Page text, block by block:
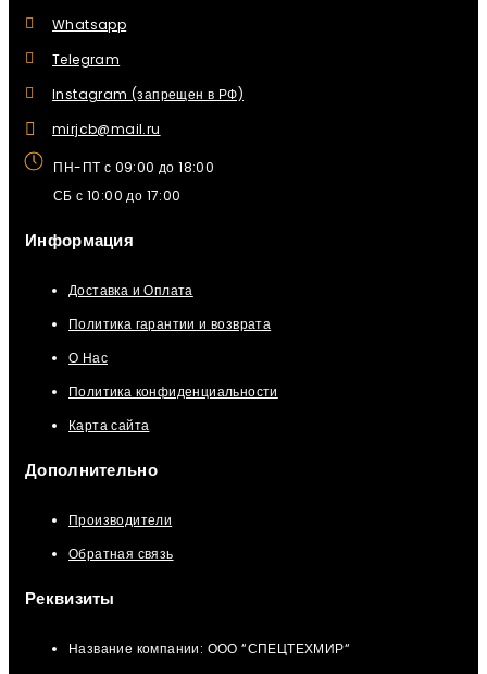
Whatsapp
Telegram
Instagram (запрещен в РФ)
mirjcb@mail.ru
ПН-ПТ с 09:00 до 18:00
СБ с 10:00 до 17:00
Информация
Доставка и Оплата
Политика гарантии и возврата
О Нас
Политика конфиденциальности
Карта сайта
Дополнительно
Производители
Обратная связь
Реквизиты
Название компании: ООО “СПЕЦТЕХМИР“